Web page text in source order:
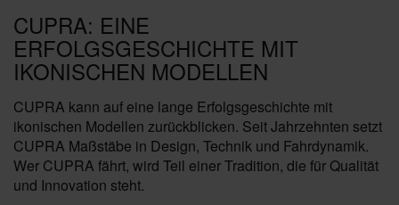
CUPRA: EINE
ERFOLGSGESCHICHTE MIT
IKONISCHEN MODELLEN
CUPRA kann auf eine lange Erfolgsgeschichte mit
ikonischen Modellen zurückblicken. Seit Jahrzehnten setzt
CUPRA Maßstäbe in Design, Technik und Fahrdynamik.
Wer CUPRA fährt, wird Teil einer Tradition, die für Qualität
und Innovation steht.